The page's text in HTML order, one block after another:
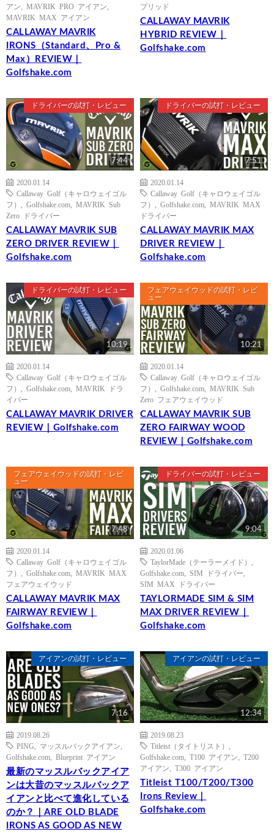
アン
MAVRIK PRO アイアン
MAVRIK MAX アイアン
CALLAWAY MAVRIK
IRONS（Standard、Pro &
Max）REVIEW｜
Golfshake.com
ブリッド
CALLAWAY MAVRIK
HYBRID REVIEW｜
Golfshake.com
ドライバーの試打・レビュー
7:44
2020.01.14
Callaway Golf（キャロウェイゴル
フ）
Golfshake.com
MAVRIK Sub
Zero ドライバー
CALLAWAY MAVRIK SUB
ZERO DRIVER REVIEW｜
Golfshake.com
ドライバーの試打・レビュー
7:51
2020.01.14
Callaway Golf（キャロウェイゴル
フ）
Golfshake.com
MAVRIK MAX
ドライバー
CALLAWAY MAVRIK MAX
DRIVER REVIEW｜
Golfshake.com
ドライバーの試打・レビュー
10:19
2020.01.14
Callaway Golf（キャロウェイゴル
フ）
Golfshake.com
MAVRIK ドラ
イバー
CALLAWAY MAVRIK DRIVER
REVIEW｜Golfshake.com
フェアウェイウッドの試打・レビ
ュー
10:21
2020.01.14
Callaway Golf（キャロウェイゴル
フ）
Golfshake.com
MAVRIK Sub
Zero フェアウェイウッド
CALLAWAY MAVRIK SUB
ZERO FAIRWAY WOOD
REVIEW｜Golfshake.com
フェアウェイウッドの試打・レビ
ュー
7:48
2020.01.14
Callaway Golf（キャロウェイゴル
フ）
Golfshake.com
MAVRIK MAX
フェアウェイウッド
CALLAWAY MAVRIK MAX
FAIRWAY REVIEW｜
Golfshake.com
ドライバーの試打・レビュー
9:04
2020.01.06
TaylorMade（テーラーメイド）
Golfshake.com
SIM ドライバー
SIM MAX ドライバー
TAYLORMADE SIM & SIM
MAX DRIVER REVIEW｜
Golfshake.com
アイアンの試打・レビュー
7:16
2019.08.26
PING
マッスルバックアイアン
Golfshake.com
Blueprint アイアン
最新のマッスルバックアイア
ンは大昔のマッスルバックア
イアンと比べて進化している
のか？｜ARE OLD BLADE
IRONS AS GOOD AS NEW
アイアンの試打・レビュー
12:34
2019.08.23
Titleist（タイトリスト）
Golfshake.com
T100 アイアン
T200
アイアン
T300 アイアン
Titleist T100/T200/T300
Irons Review｜
Golfshake.com